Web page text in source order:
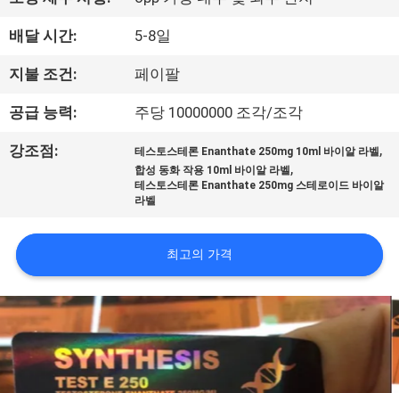
공
장
여
행
질
관
리
연
배달 시간: 5-8일
지불 조건: 페이팔
공급 능력: 주당 10000000 조각/조각
강조점: 테스토스테론 Enanthate 250mg 10ml 바이알 라벨,
합성 동화 작용 10ml 바이알 라벨,
테스토스테론 Enanthate 250mg 스테로이드 바이알
라벨
최고의 가격